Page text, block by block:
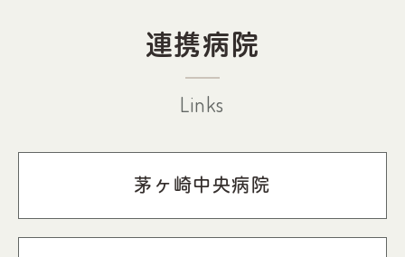
連携病院
Links
茅ヶ崎中央病院